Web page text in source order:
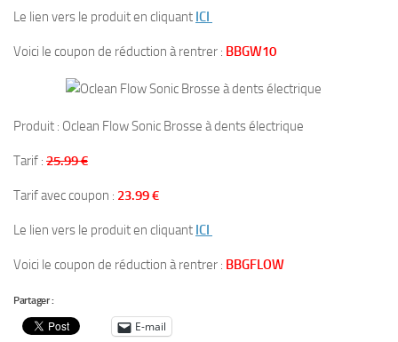
Le lien vers le produit en cliquant ICI
Voici le coupon de réduction à rentrer : BBGW10
Produit : Oclean Flow Sonic Brosse à dents électrique
Tarif : 25.99 €
Tarif avec coupon : 23.99 €
Le lien vers le produit en cliquant ICI
Voici le coupon de réduction à rentrer : BBGFLOW
Partager :
E-mail